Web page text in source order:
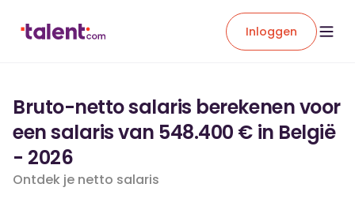
Inloggen
Bruto-netto salaris berekenen voor
een salaris van 548.400 € in België
- 2026
Ontdek je netto salaris